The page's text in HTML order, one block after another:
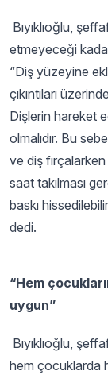
Bıyıklıoğlu,
etmeyeceği
“Diş yüzeyine
çıkıntıları
Dişlerin hareket
olmalıdır. Bu
ve diş
saat takılması
baskı
dedi.
“Hem
uygun”
Bıyıklıoğlu,
hem çocuklarda